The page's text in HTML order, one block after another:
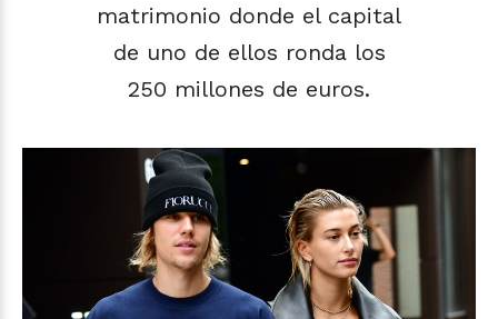
matrimonio donde el capital
de uno de ellos ronda los
250 millones de euros.